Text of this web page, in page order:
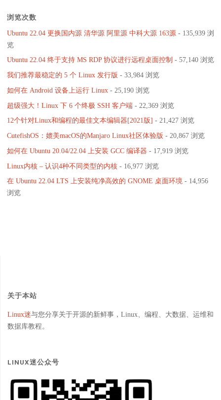
浏览次数
Ubuntu 22.04 更换国内源 清华源 阿里源 中科大源 163源- 135,939 浏
览
Ubuntu 22.04 终于支持 MS RDP 协议进行远程桌面控制 - 57,140 浏览
我们推荐最稳定的 5 个 Linux 发行版 - 33,984 浏览
如何在 Android 设备上运行 Linux- 25,190 浏览
超级强大！Linux 下 6 个终极 SSH 客户端- 22,369 浏览
12个针对Linux和编程的最佳文本编辑器[2021版] - 21,427 浏览
CutefishOS：媲美macOS的Manjaro Linux社区体验版 - 20,867 浏览
如何在 Ubuntu 20.04/22.04 上安装 GCC 编译器 - 17,919 浏览
Linux内核 – 认识4种不同类型的内核- 16,977 浏览
在 Ubuntu 22.04 LTS 上安装纯净高效的 GNOME 桌面环境- 14,956
浏览
关于本站
Linux迷与您分享关于开源的新鲜事，Linux、编程、大数据、运维和
数据库教程。
LINUX迷公众号